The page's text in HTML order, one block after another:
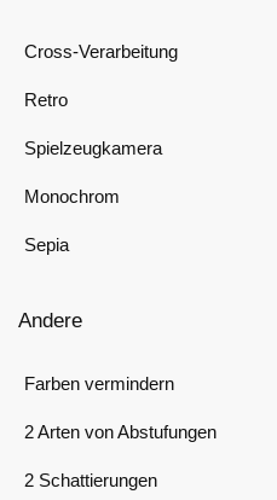
Cross-Verarbeitung
Retro
Spielzeugkamera
Monochrom
Sepia
Andere
Farben vermindern
2 Arten von Abstufungen
2 Schattierungen